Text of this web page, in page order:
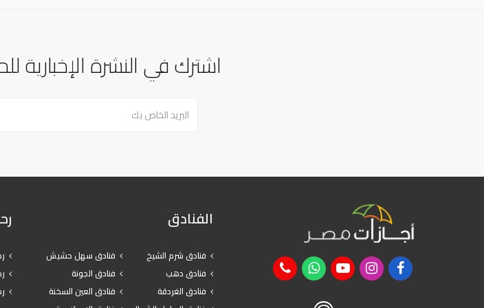
اشترك في النشرة الإخبارية
الفنادق
فنادق شرم الشيخ
فنادق سهل حشيش
فنادق دهب
فنادق الجونة
فنادق الغردقة
فنادق العين السخنة